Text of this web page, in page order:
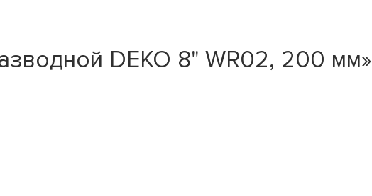
DEKO 8" WR02, 200 мм»